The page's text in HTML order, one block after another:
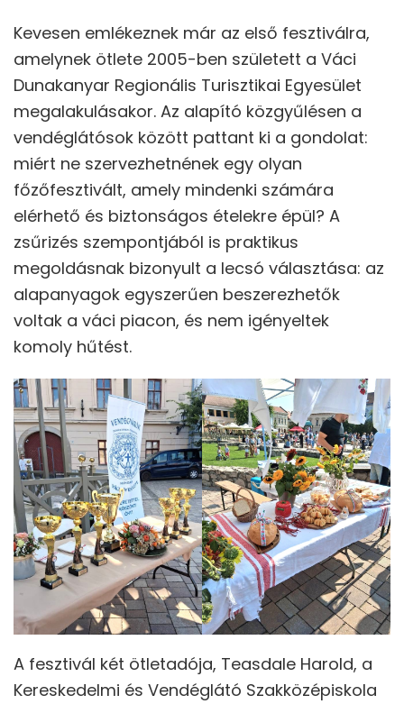
Kevesen emlékeznek már az első fesztiválra,
amelynek ötlete 2005-ben született a Váci
Dunakanyar Regionális Turisztikai Egyesület
megalakulásakor. Az alapító közgyűlésen a
vendéglátósok között pattant ki a gondolat:
miért ne szervezhetnének egy olyan
főzőfesztivált, amely mindenki számára
elérhető és biztonságos ételekre épül? A
zsűrizés szempontjából is praktikus
megoldásnak bizonyult a lecsó választása: az
alapanyagok egyszerűen beszerezhetők
voltak a váci piacon, és nem igényeltek
komoly hűtést.
A fesztivál két ötletadója, Teasdale Harold, a
Kereskedelmi és Vendéglátó Szakközépiskola